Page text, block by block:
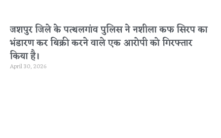
जशपुर जिले के पत्थलगांव पुलिस ने नशीला कफ सिरप का
भंडारण कर बिक्री करने वाले एक आरोपी को गिरफ्तार
किया है।
April 30, 2026